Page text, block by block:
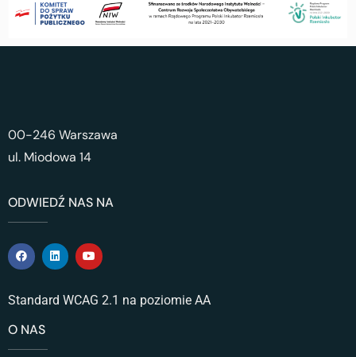
00-246 Warszawa
ul. Miodowa 14
ODWIEDŹ NAS NA
Standard WCAG 2.1 na poziomie AA
O NAS